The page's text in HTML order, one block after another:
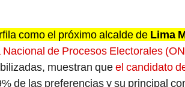
como el próximo alcalde de Lima
de Procesos Electorales
muestran queel candidato
de las preferencias y su principal